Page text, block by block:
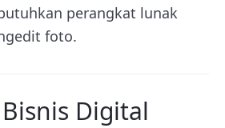
perangkat lunak
foto.
Digital